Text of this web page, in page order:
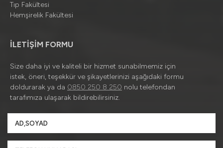
Tıp Fakültesi
Hemşirelik Fakültesi
İLETİŞİM FORMU
Size daha iyi ve kaliteli bir hizmet sunabilmemiz için
istek, öneri, teşekkür ve şikayetlerinizi aşağıdaki formu
doldurarak ya da 0850 250 8 250 nolu telefondan
tarafımıza ulaşarak bildirebilirsiniz.